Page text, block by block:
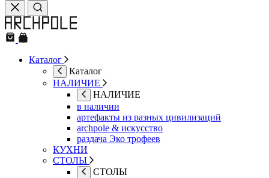
Каталог
Каталог
НАЛИЧИЕ
НАЛИЧИЕ
в наличии
артефакты из разных цивилизаций
archpole & искусство
раздача Эко трофеев
КУХНИ
СТОЛЫ
СТОЛЫ